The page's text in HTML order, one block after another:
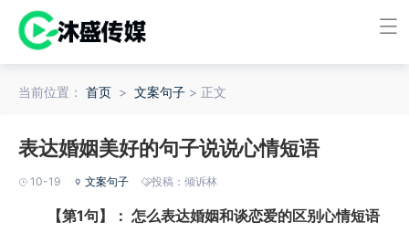
当前位置： 首页 > 文案句子 > 正文
表达婚姻美好的句子说说心情短语
10-19 文案句子 投稿：倾诉林
【第1句】： 怎么表达婚姻和谈恋爱的区别心情短语